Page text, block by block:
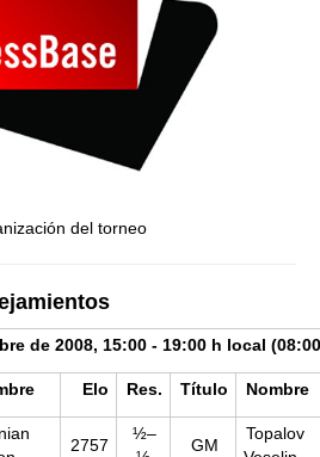
del torneo
de 2008, 15:00 - 19:00 h local
Elo Res. Título Nombre
2757
½–
GM
Topalov